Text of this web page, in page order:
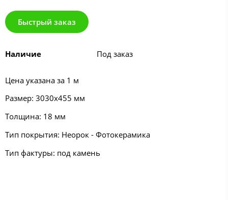
Быстрый заказ
Наличие Под заказ
Цена указана за 1 м
Размер: 3030х455 мм
Толщина: 18 мм
Тип покрытия: Неорок - Фотокерамика
Тип фактуры: под камень